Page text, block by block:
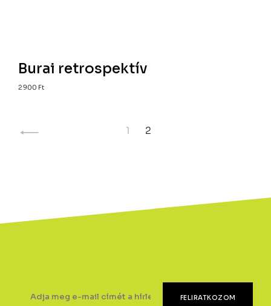
Burai retrospektív
2 900 Ft
1 2